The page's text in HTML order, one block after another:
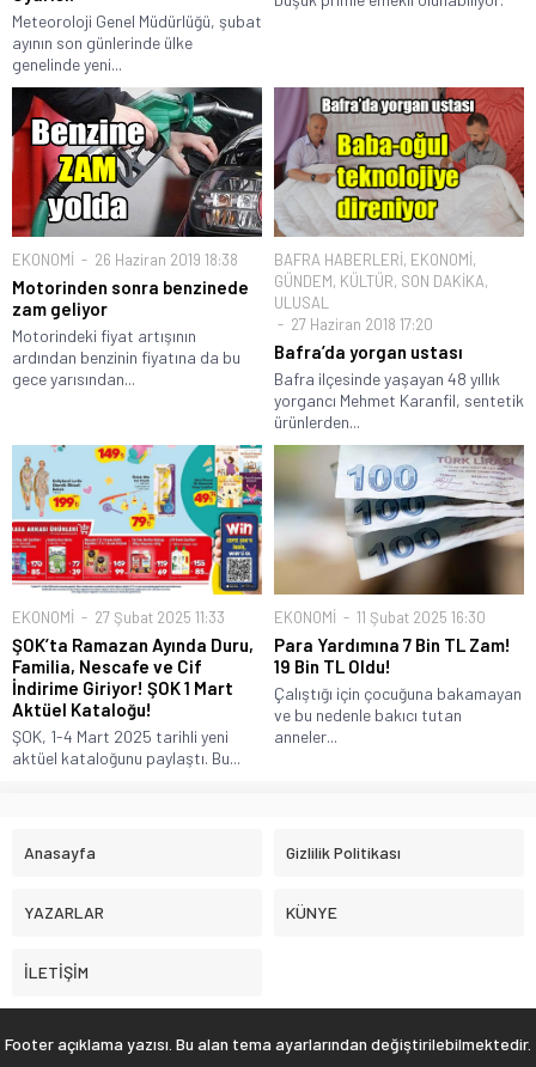
Meteoroloji Genel Müdürlüğü, şubat
ayının son günlerinde ülke
genelinde yeni...
EKONOMİ 26 Haziran 2019 18:38
Motorinden sonra benzinede
zam geliyor
Motorindeki fiyat artışının
ardından benzinin fiyatına da bu
gece yarısından...
BAFRA HABERLERİ, EKONOMİ,
GÜNDEM, KÜLTÜR, SON DAKİKA,
ULUSAL
27 Haziran 2018 17:20
Bafra’da yorgan ustası
Bafra ilçesinde yaşayan 48 yıllık
yorgancı Mehmet Karanfil, sentetik
ürünlerden...
EKONOMİ 27 Şubat 2025 11:33
ŞOK’ta Ramazan Ayında Duru,
Familia, Nescafe ve Cif
İndirime Giriyor! ŞOK 1 Mart
Aktüel Kataloğu!
ŞOK, 1-4 Mart 2025 tarihli yeni
aktüel kataloğunu paylaştı. Bu...
EKONOMİ 11 Şubat 2025 16:30
Para Yardımına 7 Bin TL Zam!
19 Bin TL Oldu!
Çalıştığı için çocuğuna bakamayan
ve bu nedenle bakıcı tutan
anneler...
Anasayfa Gizlilik Politikası
YAZARLAR KÜNYE
İLETİŞİM
Footer açıklama yazısı. Bu alan tema ayarlarından değiştirilebilmektedir.